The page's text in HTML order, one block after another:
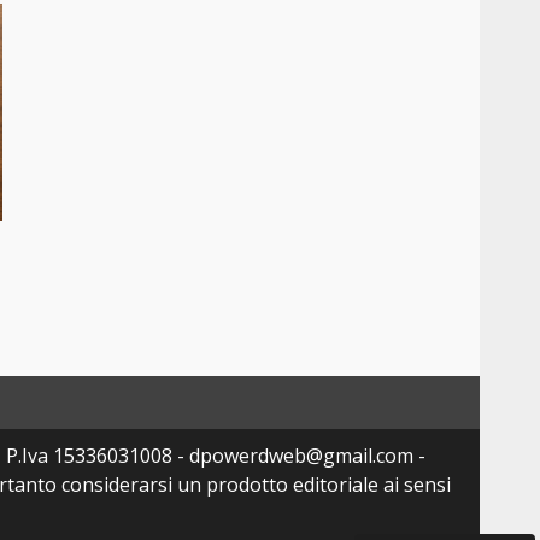
15336031008 - dpowerdweb@gmail.com -
considerarsi un prodotto editoriale ai sensi